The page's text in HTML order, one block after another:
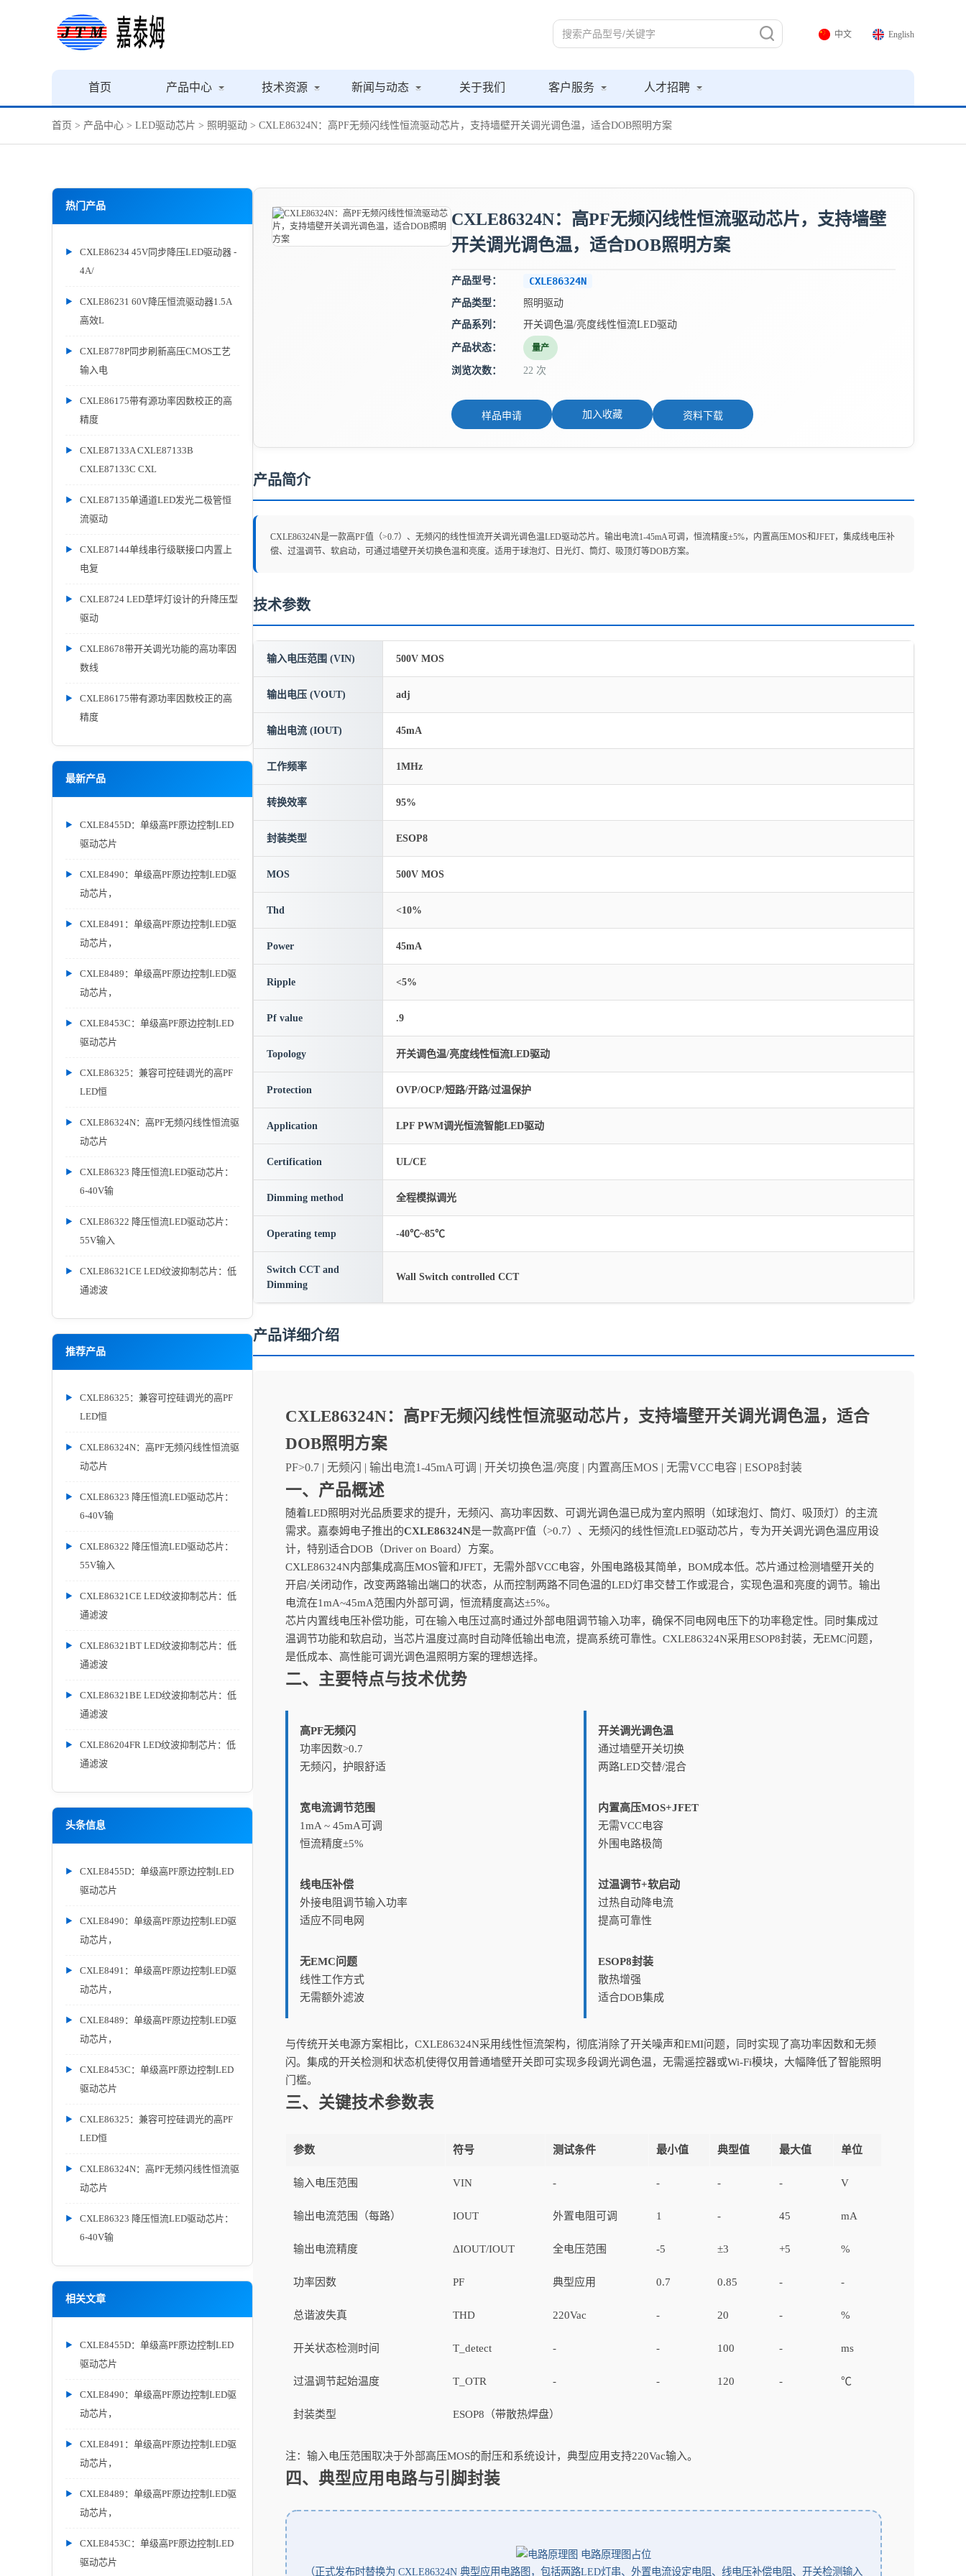
中文 English
首页 产品中心 技术资源 新闻与动态 关于我们 客户服务 人才招聘
首页 > 产品中心 > LED驱动芯片 > 照明驱动 > CXLE86324N：高PF无频闪线性恒流驱动芯片，支持墙壁开关调光调色温，适合DOB照明方案
热门产品
CXLE86234 45V同步降压LED驱动器 -
4A/
CXLE86231 60V降压恒流驱动器1.5A
高效L
CXLE8778P同步刷新高压CMOS工艺
输入电
CXLE86175带有源功率因数校正的高
精度
CXLE87133A CXLE87133B
CXLE87133C CXL
CXLE87135单通道LED发光二极管恒
流驱动
CXLE87144单线串行级联接口内置上
电复
CXLE8724 LED草坪灯设计的升降压型
驱动
CXLE8678带开关调光功能的高功率因
数线
CXLE86175带有源功率因数校正的高
精度
最新产品
CXLE8455D：单级高PF原边控制LED
驱动芯片
CXLE8490：单级高PF原边控制LED驱
动芯片，
CXLE8491：单级高PF原边控制LED驱
动芯片，
CXLE8489：单级高PF原边控制LED驱
动芯片，
CXLE8453C：单级高PF原边控制LED
驱动芯片
CXLE86325：兼容可控硅调光的高PF
LED恒
CXLE86324N：高PF无频闪线性恒流驱
动芯片
CXLE86323 降压恒流LED驱动芯片：
6-40V输
CXLE86322 降压恒流LED驱动芯片：
55V输入
CXLE86321CE LED纹波抑制芯片：低
通滤波
推荐产品
CXLE86325：兼容可控硅调光的高PF
LED恒
CXLE86324N：高PF无频闪线性恒流驱
动芯片
CXLE86323 降压恒流LED驱动芯片：
6-40V输
CXLE86322 降压恒流LED驱动芯片：
55V输入
CXLE86321CE LED纹波抑制芯片：低
通滤波
CXLE86321BT LED纹波抑制芯片：低
通滤波
CXLE86321BE LED纹波抑制芯片：低
通滤波
CXLE86204FR LED纹波抑制芯片：低
通滤波
头条信息
CXLE8455D：单级高PF原边控制LED
驱动芯片
CXLE8490：单级高PF原边控制LED驱
动芯片，
CXLE8491：单级高PF原边控制LED驱
动芯片，
CXLE8489：单级高PF原边控制LED驱
动芯片，
CXLE8453C：单级高PF原边控制LED
驱动芯片
CXLE86325：兼容可控硅调光的高PF
LED恒
CXLE86324N：高PF无频闪线性恒流驱
动芯片
CXLE86323 降压恒流LED驱动芯片：
6-40V输
相关文章
CXLE8455D：单级高PF原边控制LED
驱动芯片
CXLE8490：单级高PF原边控制LED驱
动芯片，
CXLE8491：单级高PF原边控制LED驱
动芯片，
CXLE8489：单级高PF原边控制LED驱
动芯片，
CXLE8453C：单级高PF原边控制LED
驱动芯片
CXLE86324N：高PF无频闪线性恒流驱动芯片，支持墙壁
开关调光调色温，适合DOB照明方案
产品型号： CXLE86324N
产品类型：
照明驱动
产品系列：
开关调色温/亮度线性恒流LED驱动
产品状态： 量产
浏览次数： 22 次
样品申请 加入收藏 资料下载
产品简介
CXLE86324N是一款高PF值（>0.7）、无频闪的线性恒流开关调光调色温LED驱动芯片。输出电流1-45mA可调，恒流精度±5%，内置高压MOS和JFET，集成线电压补
偿、过温调节、软启动，可通过墙壁开关切换色温和亮度。适用于球泡灯、日光灯、筒灯、吸顶灯等DOB方案。
技术参数
输入电压范围 (VIN) 500V MOS
输出电压 (VOUT) adj
输出电流 (IOUT) 45mA
工作频率 1MHz
转换效率 95%
封装类型 ESOP8
MOS 500V MOS
Thd <10%
Power 45mA
Ripple <5%
Pf value .9
Topology 开关调色温/亮度线性恒流LED驱动
Protection OVP/OCP/短路/开路/过温保护
Application LPF PWM调光恒流智能LED驱动
Certification UL/CE
Dimming method 全程模拟调光
Operating temp -40℃~85℃
Switch CCT and
Dimming
Wall Switch controlled CCT
产品详细介绍
CXLE86324N：高PF无频闪线性恒流驱动芯片，支持墙壁开关调光调色温，适合
DOB照明方案
PF>0.7 | 无频闪 | 输出电流1-45mA可调 | 开关切换色温/亮度 | 内置高压MOS | 无需VCC电容 | ESOP8封装
一、产品概述
随着LED照明对光品质要求的提升，无频闪、高功率因数、可调光调色温已成为室内照明（如球泡灯、筒灯、吸顶灯）的主流
需求。嘉泰姆电子推出的CXLE86324N是一款高PF值（>0.7）、无频闪的线性恒流LED驱动芯片，专为开关调光调色温应用设
计，特别适合DOB（Driver on Board）方案。
CXLE86324N内部集成高压MOS管和JFET，无需外部VCC电容，外围电路极其简单，BOM成本低。芯片通过检测墙壁开关的
开启/关闭动作，改变两路输出端口的状态，从而控制两路不同色温的LED灯串交替工作或混合，实现色温和亮度的调节。输出
电流在1mA~45mA范围内外部可调，恒流精度高达±5%。
芯片内置线电压补偿功能，可在输入电压过高时通过外部电阻调节输入功率，确保不同电网电压下的功率稳定性。同时集成过
温调节功能和软启动，当芯片温度过高时自动降低输出电流，提高系统可靠性。CXLE86324N采用ESOP8封装，无EMC问题，
是低成本、高性能可调光调色温照明方案的理想选择。
二、主要特点与技术优势
高PF无频闪
功率因数>0.7
无频闪，护眼舒适
开关调光调色温
通过墙壁开关切换
两路LED交替/混合
宽电流调节范围
1mA ~ 45mA可调
恒流精度±5%
内置高压MOS+JFET
无需VCC电容
外围电路极简
线电压补偿
外接电阻调节输入功率
适应不同电网
过温调节+软启动
过热自动降电流
提高可靠性
无EMC问题
线性工作方式
无需额外滤波
ESOP8封装
散热增强
适合DOB集成
与传统开关电源方案相比，CXLE86324N采用线性恒流架构，彻底消除了开关噪声和EMI问题，同时实现了高功率因数和无频
闪。集成的开关检测和状态机使得仅用普通墙壁开关即可实现多段调光调色温，无需遥控器或Wi-Fi模块，大幅降低了智能照明
门槛。
三、关键技术参数表
参数 符号 测试条件 最小值 典型值 最大值 单位
输入电压范围 VIN - - - - V
输出电流范围（每路） IOUT 外置电阻可调 1 - 45 mA
输出电流精度 ΔIOUT/IOUT 全电压范围 -5 ±3 +5 %
功率因数 PF 典型应用 0.7 0.85 - -
总谐波失真 THD 220Vac - 20 - %
开关状态检测时间 T_detect - - 100 - ms
过温调节起始温度 T_OTR - - 120 - ℃
封装类型 ESOP8（带散热焊盘）
注：输入电压范围取决于外部高压MOS的耐压和系统设计，典型应用支持220Vac输入。
四、典型应用电路与引脚封装
电路原理图占位
（正式发布时替换为 CXLE86324N 典型应用电路图，包括两路LED灯串、外置电流设定电阻、线电压补偿电阻、开关检测输入